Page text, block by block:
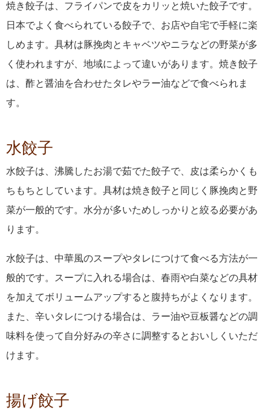
焼き餃子は、フライパンで皮をカリッと焼いた餃子です。
日本でよく食べられている餃子で、お店や自宅で手軽に楽
しめます。具材は豚挽肉とキャベツやニラなどの野菜が多
く使われますが、地域によって違いがあります。焼き餃子
は、酢と醤油を合わせたタレやラー油などで食べられま
す。
水餃子
水餃子は、沸騰したお湯で茹でた餃子で、皮は柔らかくも
ちもちとしています。具材は焼き餃子と同じく豚挽肉と野
菜が一般的です。水分が多いためしっかりと絞る必要があ
ります。
水餃子は、中華風のスープやタレにつけて食べる方法が一
般的です。スープに入れる場合は、春雨や白菜などの具材
を加えてボリュームアップすると腹持ちがよくなります。
また、辛いタレにつける場合は、ラー油や豆板醤などの調
味料を使って自分好みの辛さに調整するとおいしくいただ
けます。
揚げ餃子